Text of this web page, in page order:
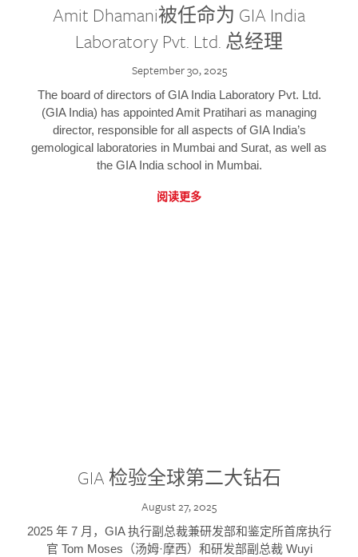
Amit Dhamani被任命为 GIA India
Laboratory Pvt. Ltd. 总经理
September 30, 2025
The board of directors of GIA India Laboratory Pvt. Ltd.
(GIA India) has appointed Amit Pratihari as managing
director, responsible for all aspects of GIA India’s
gemological laboratories in Mumbai and Surat, as well as
the GIA India school in Mumbai.
阅读更多
GIA 检验全球第二大钻石
August 27, 2025
2025 年 7 月，GIA 执行副总裁兼研发部和鉴定所首席执行
官 Tom Moses（汤姆·摩西）和研发部副总裁 Wuyi